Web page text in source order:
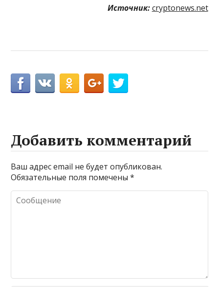
Источник: cryptonews.net
Добавить комментарий
Ваш адрес email не будет опубликован.
Обязательные поля помечены*